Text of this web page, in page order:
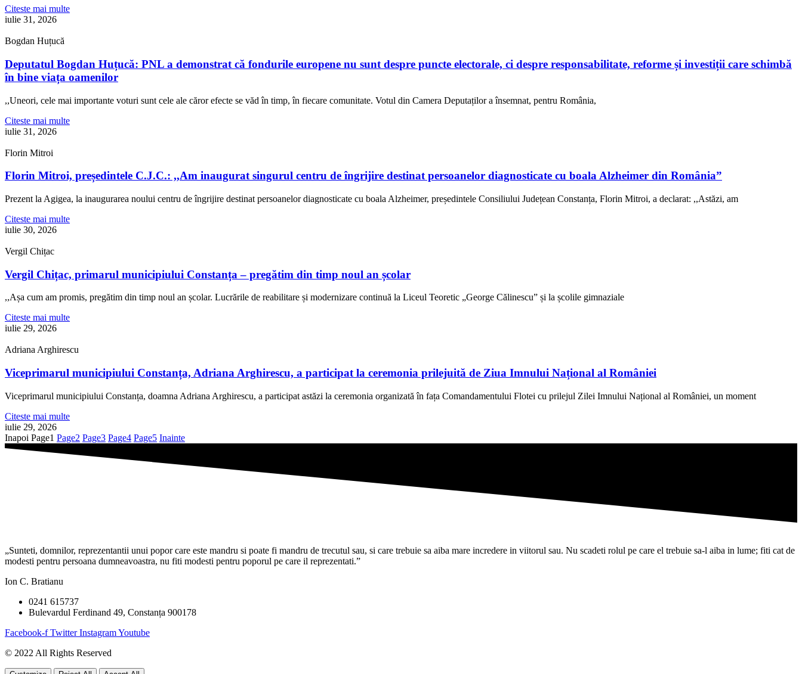
Citeste mai multe
iulie 31, 2026
Bogdan Huțucă
Deputatul Bogdan Huțucă: PNL a demonstrat că fondurile europene nu sunt despre puncte electorale, ci despre responsabilitate, reforme și investiții care schimbă
în bine viața oamenilor
,,Uneori, cele mai importante voturi sunt cele ale căror efecte se văd în timp, în fiecare comunitate. Votul din Camera Deputaților a însemnat, pentru România,
Citeste mai multe
iulie 31, 2026
Florin Mitroi
Florin Mitroi, președintele C.J.C.: ,,Am inaugurat singurul centru de îngrijire destinat persoanelor diagnosticate cu boala Alzheimer din România”
Prezent la Agigea, la inaugurarea noului centru de îngrijire destinat persoanelor diagnosticate cu boala Alzheimer, președintele Consiliului Județean Constanța, Florin Mitroi, a declarat: ,,Astăzi, am
Citeste mai multe
iulie 30, 2026
Vergil Chițac
Vergil Chițac, primarul municipiului Constanța – pregătim din timp noul an școlar
,,Așa cum am promis, pregătim din timp noul an școlar. Lucrările de reabilitare și modernizare continuă la Liceul Teoretic „George Călinescu” și la școlile gimnaziale
Citeste mai multe
iulie 29, 2026
Adriana Arghirescu
Viceprimarul municipiului Constanța, Adriana Arghirescu, a participat la ceremonia prilejuită de Ziua Imnului Național al României
Viceprimarul municipiului Constanța, doamna Adriana Arghirescu, a participat astăzi la ceremonia organizată în fața Comandamentului Flotei cu prilejul Zilei Imnului Național al României, un moment
Citeste mai multe
iulie 29, 2026
Inapoi Page1 Page2 Page3 Page4 Page5 Inainte
„Sunteti, domnilor, reprezentantii unui popor care este mandru si poate fi mandru de trecutul sau, si care trebuie sa aiba mare incredere in viitorul sau. Nu scadeti rolul pe care el trebuie sa-l aiba in lume; fiti cat de
modesti pentru persoana dumneavoastra, nu fiti modesti pentru poporul pe care il reprezentati.”
Ion C. Bratianu
0241 615737
Bulevardul Ferdinand 49, Constanța 900178
Facebook-f Twitter InstagramYoutube
© 2022 All Rights Reserved